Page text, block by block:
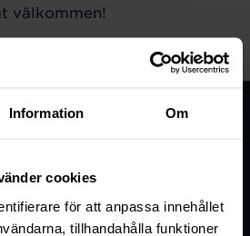
Information Om
cookies
för att anpassa innehållet
tillhandahålla funktioner
välkommen!
säker håltagning hittar du på